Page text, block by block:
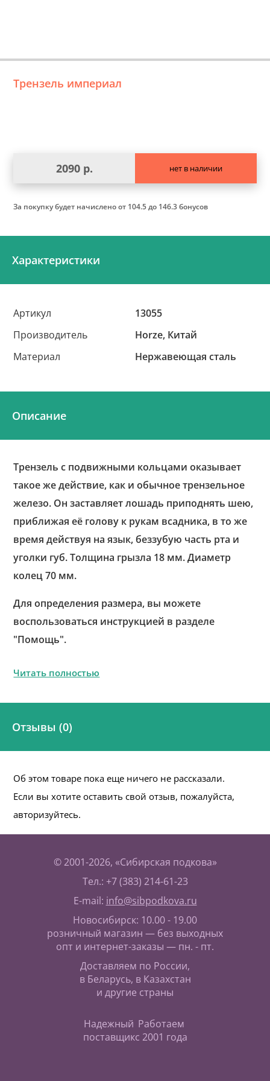
Трензель империал
2090 р. нет в наличии
За покупку будет начисленоот 104.5 до 146.3 бонусов
Характеристики
Артикул
13055
Производитель
Horze, Китай
Материал
Нержавеющая сталь
Описание
Трензель с подвижными кольцами оказывает
такое же действие, как и обычное трензельное
железо. Он заставляет лошадь приподнять шею,
приближая её голову к рукам всадника, в то же
время действуя на язык, беззубую часть рта и
уголки губ. Толщина грызла 18 мм. Диаметр
колец 70 мм.
Для определения размера, вы можете
воспользоваться инструкцией в разделе
"Помощь".
Читать полностью
Отзывы (0)
Об этом товаре пока еще ничего не рассказали.
Если вы хотите оставить свой отзыв, пожалуйста,
авторизуйтесь.
© 2001-2026, «Сибирская подкова»
Тел.: +7 (383) 214-61-23
E-mail: info@sibpodkova.ru
Новосибирск: 10.00 - 19.00
розничный магазин — без выходных
опт и интернет-заказы — пн. - пт.
Доставляем по России,
в Беларусь, в Казахстан
и другие страны
Надежный
поставщик
Работаем
с 2001 года